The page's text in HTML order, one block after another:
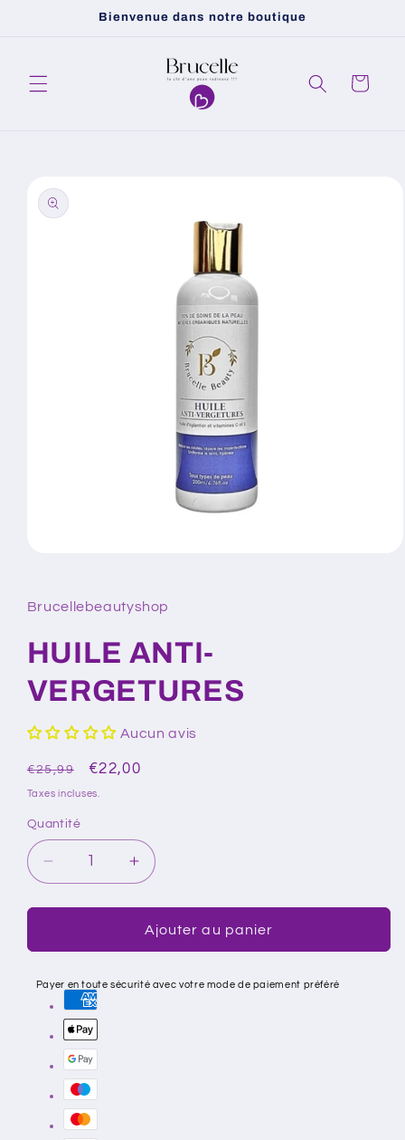
Bienvenue dans notre boutique
Panier
informations
produits
1
dans
fenêtre
modale
Brucellebeautyshop
HUILE ANTI-
VERGETURES
Aucun avis
Prix
habituel
€25,99
Prix
promotionnel
€22,00
Taxes incluses.
Quantité
Réduire
la
quantité
HUILE
VERGETURES
Augmenter
la
quantité
de
HUILE
VERGETURES
Ajouter au panier
Payer en toute sécurité avec votre mode de paiement préféré